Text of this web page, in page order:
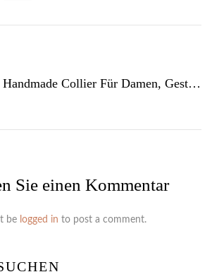
Damen-Halskette, Handmade Collier Für Damen, Gestrickt Aus 24ct Vergoldetem Draht Sowie Silberdraht., Gehäkeltes Halscollier – K816g
Sie einen Kommentar
be logged in to post a comment.